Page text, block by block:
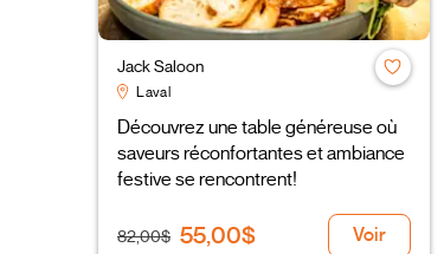
Jack Saloon
Laval
Découvrez une table généreuse où
saveurs réconfortantes et ambiance
festive se rencontrent!
82,00$ 55,00$ Voir